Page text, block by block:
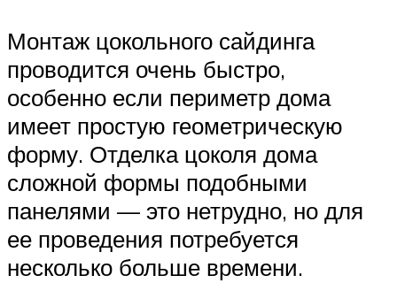
Монтаж цокольного сайдинга
проводится очень быстро,
особенно если периметр дома
имеет простую геометрическую
форму. Отделка цоколя дома
сложной формы подобными
панелями — это нетрудно, но для
ее проведения потребуется
несколько больше времени.